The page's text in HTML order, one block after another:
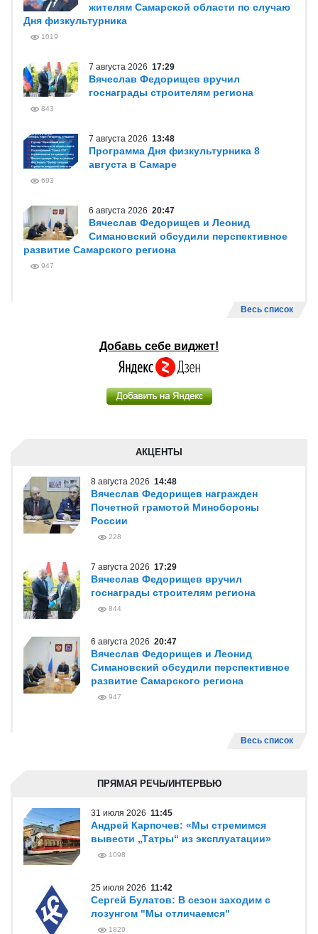
жителям Самарской области по случаю
Дня физкультурника
1019
7 августа 2026 17:29
Вячеслав Федорищев вручил
госнаграды строителям региона
843
7 августа 2026 13:48
Программа Дня физкультурника 8
августа в Самаре
693
6 августа 2026 20:47
Вячеслав Федорищев и Леонид
Симановский обсудили перспективное
развитие Самарского региона
947
Весь список
Добавь себе виджет!
АКЦЕНТЫ
8 августа 2026 14:48
Вячеслав Федорищев награжден
Почетной грамотой Минобороны
России
228
7 августа 2026 17:29
Вячеслав Федорищев вручил
госнаграды строителям региона
844
6 августа 2026 20:47
Вячеслав Федорищев и Леонид
Симановский обсудили перспективное
развитие Самарского региона
947
Весь список
ПРЯМАЯ РЕЧЬ/ИНТЕРВЬЮ
31 июля 2026 11:45
Андрей Карпочев: «Мы стремимся
вывести „Татры“ из эксплуатации»
1098
25 июля 2026 11:42
Сергей Булатов: В сезон заходим с
лозунгом "Мы отличаемся"
1829